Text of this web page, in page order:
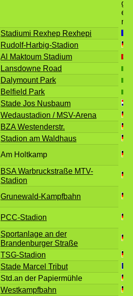
Stadiumi Rexhep Rexhepi
Rudolf-Harbig-Stadion
Al Maktoum Stadium
Lansdowne Road
Dalymount Park
Belfield Park
Stade Jos Nusbaum
Wedaustadion / MSV-Arena
BZA Westenderstr.
Stadion am Waldhaus
Am Holtkamp
BSA Warbruckstraße MTV-
Stadion
Grunewald-Kampfbahn
PCC-Stadion
Sportanlage an der
Brandenburger Straße
TSG-Stadion
Stade Marcel Tribut
Std.an der Papiermühle
Westkampfbahn